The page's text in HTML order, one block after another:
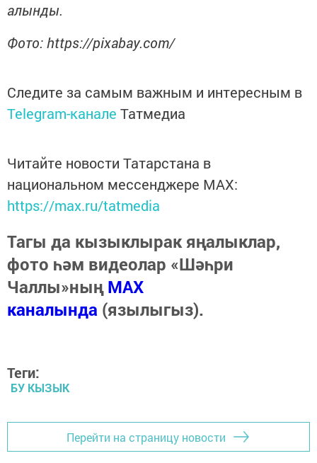
алынды.
Фото: https://pixabay.com/
Следите за самым важным и интересным в
Telegram-канале Татмедиа
Читайте новости Татарстана в
национальном мессенджере MАХ:
https://max.ru/tatmedia
Тагы да кызыклырак яңалыклар,
фото һәм видеолар «Шәһри
Чаллы»ныңMAX
каналында (язылыгыз).
Теги:
БУ КЫЗЫК
Перейти на страницу новости